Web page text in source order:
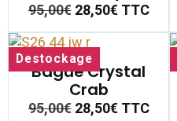
95,00€ 28,50€TTC
Destockage
Bague Crystal
Crab
95,00€ 28,50€TTC